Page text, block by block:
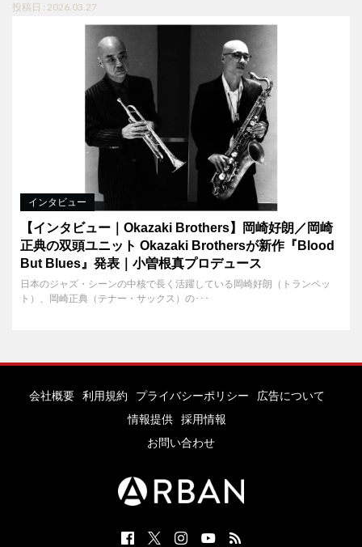
投稿日 : 2026.03.27
インタビュー
【インタビュー｜Okazaki Brothers】岡崎好朗／岡崎
正典の双頭ユニット Okazaki Brothersが新作『Blood
But Blues』発表｜小曽根真プロデュース
日本のジャズ・シーンの中核で長く活躍している岡崎好朗（トランペッ
ト）、岡崎正典（テナー・サックス）の･･･
会社概要 利用規約 プライバシーポリシー
広告について
情報提供
採用情報
お問い合わせ